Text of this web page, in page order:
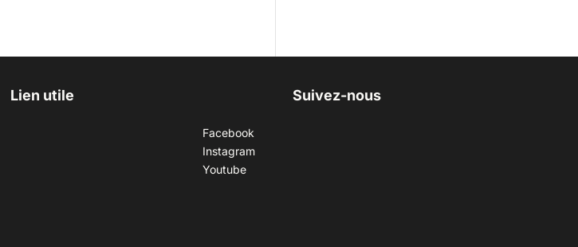
Lien utile Suivez-nous
Facebook
Instagram
Youtube